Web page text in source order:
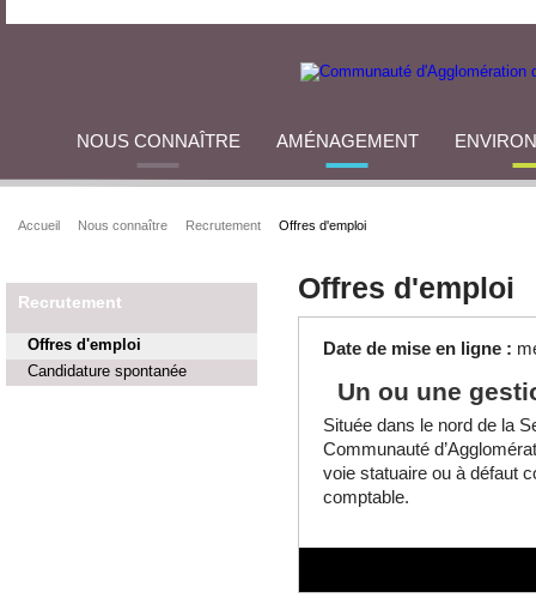
NOUS CONNAÎTRE AMÉNAGEMENT
Accueil Nous connaître Recrutement Offres d'emploi
Recrutement
Offres d'emploi
Candidature spontanée
Offres d'emploi
Date de mise en ligne :
Un ou une
Située dans le nord de la
Communauté
voie statuaire ou à défaut
comptable.